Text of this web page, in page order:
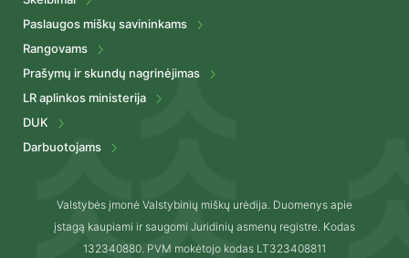
Paslaugos miškų savininkams
Rangovams
Prašymų ir skundų nagrinėjimas
LR aplinkos ministerija
DUK
Darbuotojams
Valstybės įmonė Valstybinių miškų urėdija. Duomenys apie
įstagą kaupiami ir saugomi Juridinių asmenų registre. Kodas
132340880. PVM mokėtojo kodas LT323408811